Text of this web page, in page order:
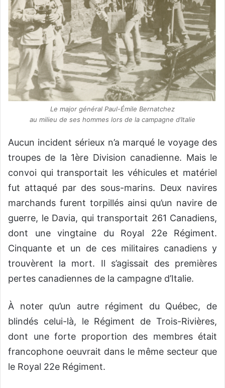
Le major général Paul-Émile Bernatchez
au milieu de ses hommes lors de la campagne d’Italie
Aucun incident sérieux n’a marqué le voyage des
troupes de la 1ère Division canadienne. Mais le
convoi qui transportait les véhicules et matériel
fut attaqué par des sous-marins. Deux navires
marchands furent torpillés ainsi qu’un navire de
guerre, le Davia, qui transportait 261 Canadiens,
dont une vingtaine du Royal 22e Régiment.
Cinquante et un de ces militaires canadiens y
trouvèrent la mort. Il s’agissait des premières
pertes canadiennes de la campagne d’Italie.
À noter qu’un autre régiment du Québec, de
blindés celui-là, le Régiment de Trois-Rivières,
dont une forte proportion des membres était
francophone oeuvrait dans le même secteur que
le Royal 22e Régiment.